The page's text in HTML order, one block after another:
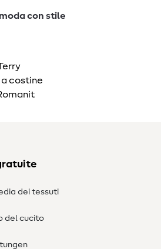
con stile
a costine
dei tessuti
del cucito